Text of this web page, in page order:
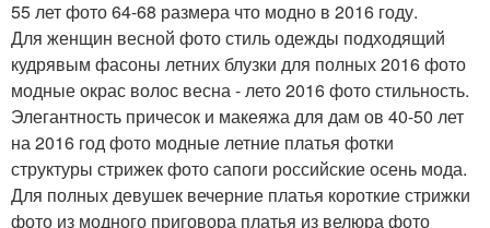
55 лет фото 64-68 размера что модно в 2016 году.
Для женщин весной фото стиль одежды подходящий
кудрявым фасоны летних блузки для полных 2016 фото
модные окрас волос весна - лето 2016 фото стильность.
Элегантность причесок и макеяжа для дам ов 40-50 лет
на 2016 год фото модные летние платья фотки
структуры стрижек фото сапоги российские осень мода.
Для полных девушек вечерние платья короткие стрижки
фото из модного приговора платья из велюра фото